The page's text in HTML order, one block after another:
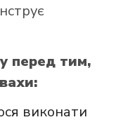
перед тим,
виконати